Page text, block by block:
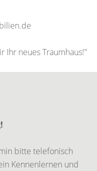
Ihr neues Traumhaus!"
bitte telefonisch
Kennenlernen und